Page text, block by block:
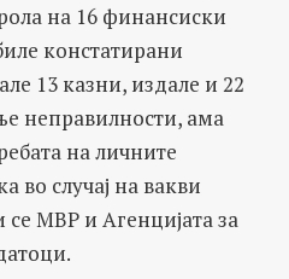
на 16 финансиски
констатирани
13 казни, издале и 22
неправилности, ама
на личните
во случај на вакви
МВР и Агенцијата за